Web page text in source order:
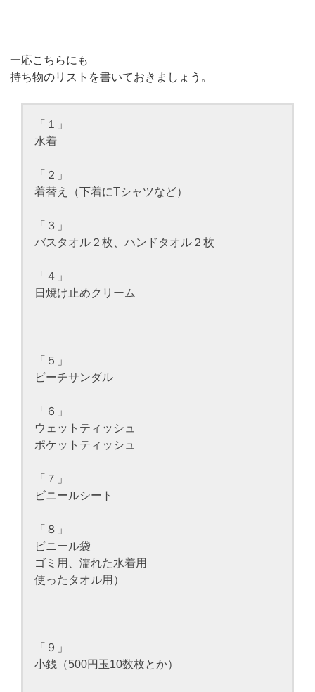
一応こちらにも
持ち物のリストを書いておきましょう。
「１」
水着
「２」
着替え（下着にTシャツなど）
「３」
バスタオル２枚、ハンドタオル２枚
「４」
日焼け止めクリーム
「５」
ビーチサンダル
「６」
ウェットティッシュ
ポケットティッシュ
「７」
ビニールシート
「８」
ビニール袋
ゴミ用、濡れた水着用
使ったタオル用）
「９」
小銭（500円玉10数枚とか）